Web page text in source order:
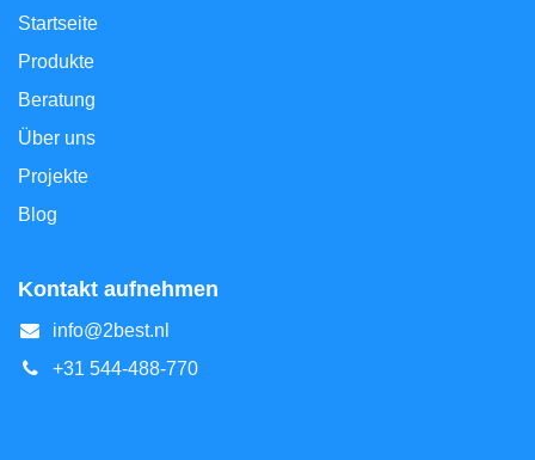
Startseite
Produkte
Beratung
Über uns
Projekte
Blog
Kontakt aufnehmen
info@2best.nl
+31 544-488-770